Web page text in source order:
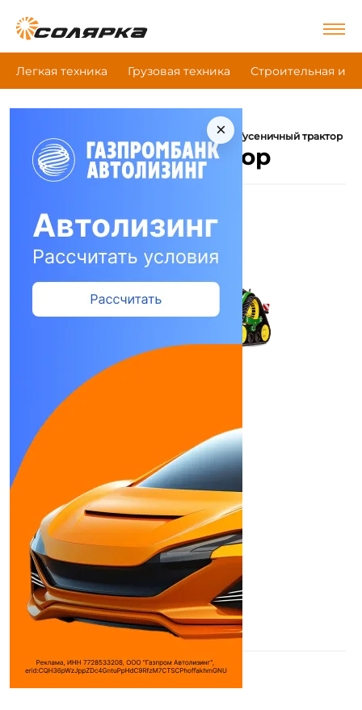
Легкая техника Грузовая техника Строительная и
×
Главная Сельскохозяйственная техника | Гусеничный трактор
Гусеничный трактор
DEERE 9RX 490
Гусеничный трактор
Тип двигателя:
Количество цилиндров:
Объем двигателя:
13600 см³
Макс. мощность: 539 л.с.
Макс. крутящий момент:2262/1600 Н*м
(кг*м) ...
Дилеры
Джон Дир Русь
АСТ
Ставхолдинг
Посмотреть всех